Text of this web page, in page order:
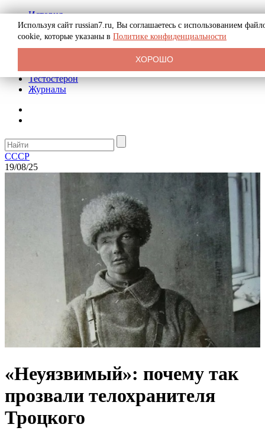
История
Биография
Криминал
Реклама на сайте
Тестостерон
Журналы
СССР
19/08/25
«Неуязвимый»: почему так
прозвали телохранителя
Троцкого
Используя сайт russian7.ru, Вы соглашаетесь с использованием
cookie, которые указаны в Политике конфиденциальности
ХОРОШО